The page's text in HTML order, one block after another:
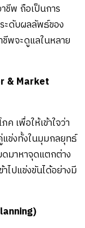
ชีพ ถือเป็นการ
ะดับผลลัพธ์ของ
พจะดูแลในหลาย
& Market
เพื่อให้เข้าใจว่า
ข่งทั้งในมุมกลยุทธ์
มาหาจุดแตกต่าง
ไปแข่งขันได้อย่างมี